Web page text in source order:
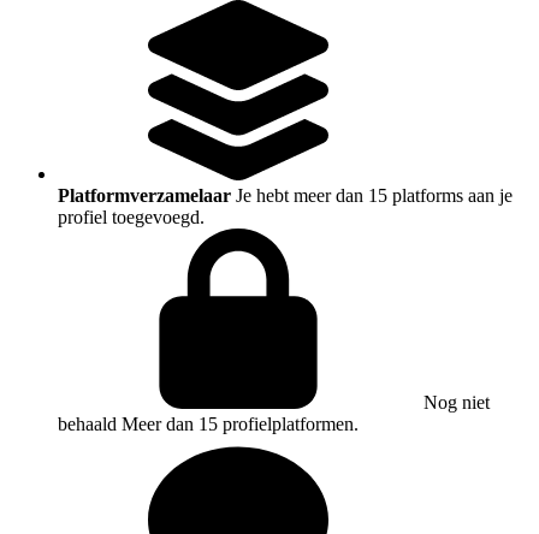
Platformverzamelaar Je hebt meer dan 15 platforms aan je
profiel toegevoegd.
Nog niet
behaald Meer dan 15 profielplatformen.